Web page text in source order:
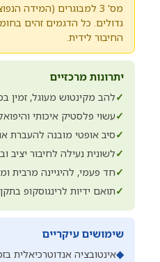
גדולים. כל הדגמים זהים
החיבור לידית.
יתרונות מרכזיים
✓להב מקינטוש מעוגל, זמין
✓עשוי פלסטיק איכותי
✓סיב אופטי מובנה להעברת
✓לשונית נעילה לחיבור יציב
✓חד פעמי, להיגיינה מרבית
✓תואם ידיות לרינגוסקופ בתקן ISO 7376
שימושים עיקריים
◆אינטובציה אנדוטרכיאלית